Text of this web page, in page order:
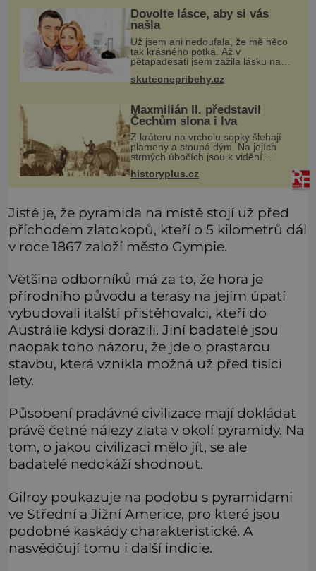
Dovolte lásce, aby si vás
našla
Už jsem ani nedoufala, že mě něco
tak krásného potká. Až v
pětapadesáti jsem zažila lásku na
vdávala, když mi bylo dvacet. Oba
skutecnepribehy.cz
Maxmilián II. představil
Čechům slona i lva
Z kráteru na vrcholu sopky šlehají
plameny a stoupá dým. Na jejích
strmých úbočích jsou k vidění
kamzíci a prohánějí se tu i veverky.
Kupodivu nejde třeba o sicilskou
sopku Etnu, ale o pražské Staromě
historyplus.cz
Jisté je, že pyramida na místě stojí už před
příchodem zlatokopů, kteří o 5 kilometrů dál
v roce 1867 založí město Gympie.
Většina odborníků má za to, že hora je
přírodního původu a terasy na jejím úpatí
vybudovali italští přistěhovalci, kteří do
Austrálie kdysi dorazili. Jiní badatelé jsou
naopak toho názoru, že jde o prastarou
stavbu, která vznikla možná už před tisíci
lety.
Působení pradávné civilizace mají dokládat
právě četné nálezy zlata v okolí pyramidy. Na
tom, o jakou civilizaci mělo jít, se ale
badatelé nedokáží shodnout.
Gilroy poukazuje na podobu s pyramidami
ve Střední a Jižní Americe, pro které jsou
podobné kaskády charakteristické. A
nasvědčují tomu i další indicie.